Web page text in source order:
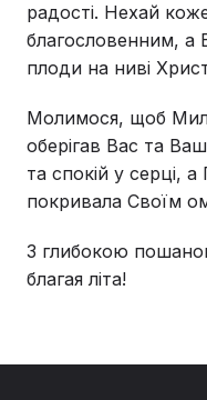
радості. Нехай
благословенним, а
плоди на ниві
Молимося, щоб
оберігав Вас та
та спокій у серці,
покривала Своїм
З глибокою
благая літа!